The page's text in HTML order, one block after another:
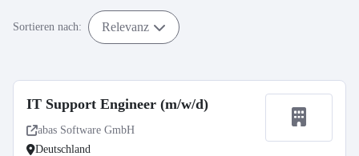
Sortieren nach: Relevanz
IT Support Engineer (m/w/d)
abas Software GmbH
Deutschland